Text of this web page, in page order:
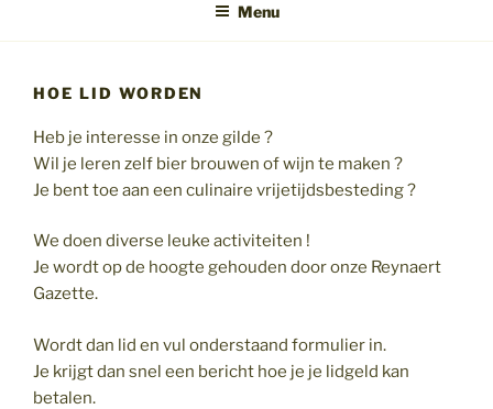
Menu
HOE LID WORDEN
Heb je interesse in onze gilde ?
Wil je leren zelf bier brouwen of wijn te maken ?
Je bent toe aan een culinaire vrijetijdsbesteding ?
We doen diverse leuke activiteiten !
Je wordt op de hoogte gehouden door onze Reynaert
Gazette.
Wordt dan lid en vul onderstaand formulier in.
Je krijgt dan snel een bericht hoe je je lidgeld kan
betalen.